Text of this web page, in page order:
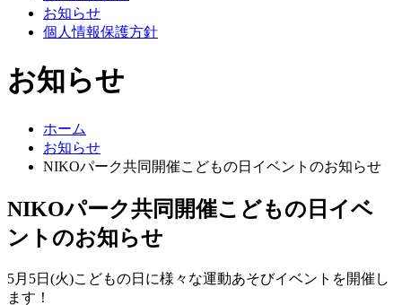
お知らせ
個人情報保護方針
お知らせ
ホーム
お知らせ
NIKOパーク共同開催こどもの日イベントのお知らせ
NIKOパーク共同開催こどもの日イベ
ントのお知らせ
5月5日(火)こどもの日に様々な運動あそびイベントを開催し
ます！